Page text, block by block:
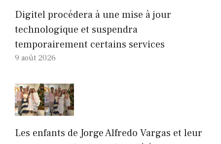
Digitel procédera à une mise à jour
technologique et suspendra
temporairement certains services
9 août 2026
Les enfants de Jorge Alfredo Vargas et leur